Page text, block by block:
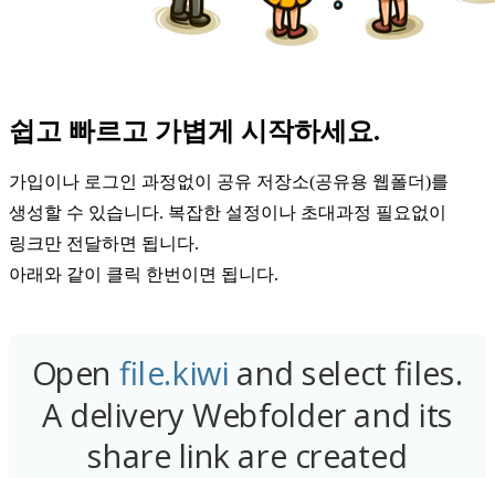
쉽고 빠르고 가볍게 시작하세요.
가입이나 로그인 과정없이 공유 저장소(공유용 웹폴더)를
생성할 수 있습니다. 복잡한 설정이나 초대과정 필요없이
링크만 전달하면 됩니다.
아래와 같이 클릭 한번이면 됩니다.